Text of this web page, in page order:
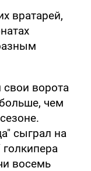
вратарей,
ворота
чем
сыграл на
восемь